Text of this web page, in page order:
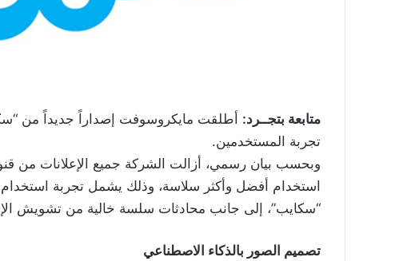
متابعة بتجــرد: أطلقت مايكروسوفت إصداراً جديداً من
تجربة المستخدمين.
وبحسب بيان رسمي، أزالت الشركة جميع الإعلانات من
استخدام أفضل وأكثر سلاسة، وذلك يشمل تجربة
“سكايب”، إلى جانب محادثات سلسة خالية من تشويش
تصميم الصور بالذكاء الاصطناعي